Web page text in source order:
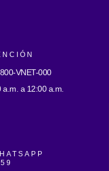
VNET-000
a.m. a 12:00 a.m.